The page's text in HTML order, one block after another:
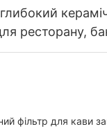
ресторану,